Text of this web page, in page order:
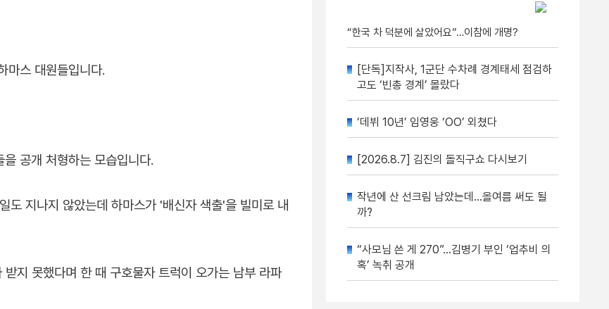
마스 대원들입니다.
공개 처형하는 모습입니다.
도 지나지 않았는데 하마스가 '배신자 색출'을 빌미로 내
지 못했다며 한 때 구호물자 트럭이 오가는 남부 라파
“한국 차 덕분에 살았어요”…이참에 개명?
[단독]지작사, 1군단 수차례 경계태세 점검하
고도 ‘빈총 경계’ 몰랐다
‘데뷔 10년’ 임영웅 ‘OO’ 외쳤다
[2026.8.7] 김진의 돌직구쇼 다시보기
작년에 산 선크림 남았는데…올여름 써도 될
까?
“사모님 쓴 게 270”…김병기 부인 ‘업추비 의
혹’ 녹취 공개